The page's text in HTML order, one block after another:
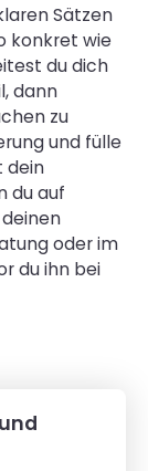
Sätzen
konkret wie
du dich
dann
zu
und fülle
dein
du auf
oder im
du ihn bei